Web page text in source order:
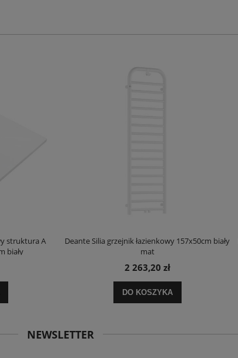
struktura A
biały
Deante Silia grzejnik łazienkowy 157x50cm biały
mat
2 263,20 zł
DO KOSZYKA
NEWSLETTER